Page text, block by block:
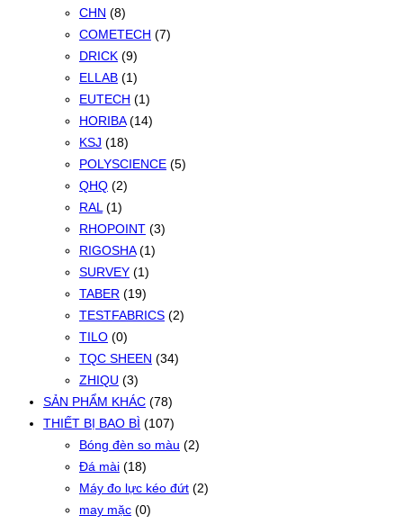
CHN (8)
COMETECH (7)
DRICK (9)
ELLAB (1)
EUTECH (1)
HORIBA (14)
KSJ (18)
POLYSCIENCE (5)
QHQ (2)
RAL (1)
RHOPOINT (3)
RIGOSHA (1)
SURVEY (1)
TABER (19)
TESTFABRICS (2)
TILO (0)
TQC SHEEN (34)
ZHIQU (3)
SẢN PHẨM KHÁC (78)
THIẾT BỊ BAO BÌ (107)
Bóng đèn so màu (2)
Đá mài (18)
Máy đo lực kéo đứt (2)
may mặc (0)